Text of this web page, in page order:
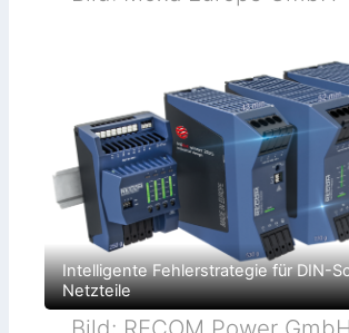
Intelligente Fehlerstrategie für DIN-
Netzteile